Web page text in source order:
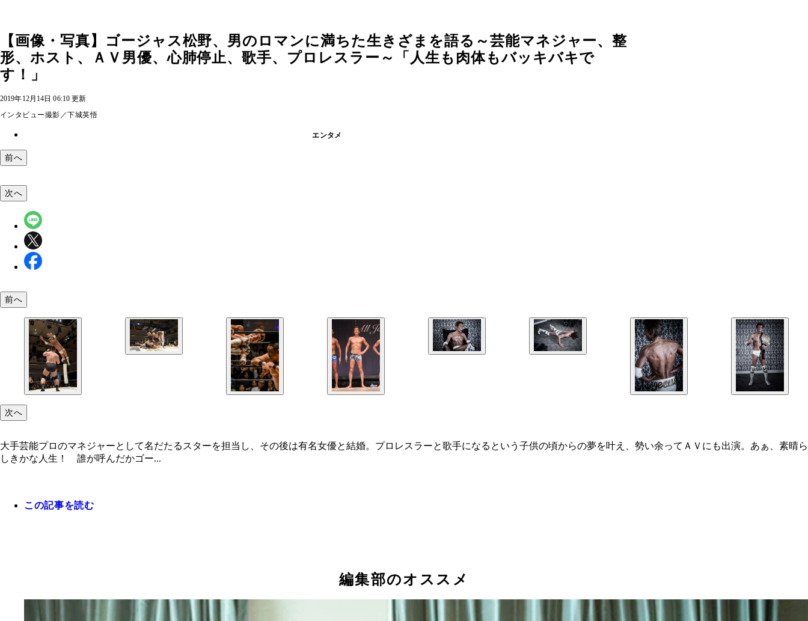
【画像・写真】ゴージャス松野、男のロマンに満ちた生きざまを語る～芸能マネジャー、整
形、ホスト、ＡＶ男優、心肺停止、歌手、プロレスラー～「人生も肉体もバッキバキで
す！」
2019年12月14日 06:10 更新
インタビュー撮影／下城英悟
エンタメ
前へ
次へ
前へ
次へ
大手芸能プロのマネジャーとして名だたるスターを担当し、その後は有名女優と結婚。プロレスラーと歌手になるという子供の頃からの夢を叶え、勢い余ってＡＶにも出演。あぁ、素晴ら
しきかな人生！ 誰が呼んだかゴー...
この記事を読む
編集部のオススメ